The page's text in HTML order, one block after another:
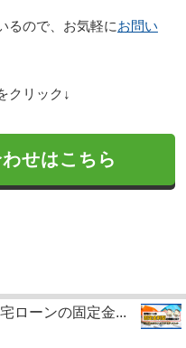
るので、お気軽にお問い
クリック↓
せはこちら
ローンの固定金...